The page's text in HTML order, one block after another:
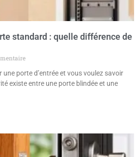
standard : quelle différence de
porte d’entrée et vous voulez savoir
existe entre une porte blindée et une